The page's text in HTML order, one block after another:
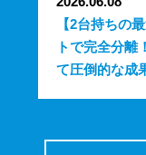
【2台持ちの
トで完全分離
て圧倒的な成